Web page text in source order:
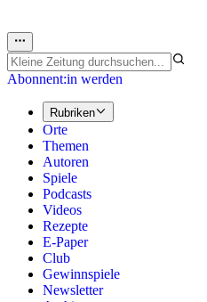
Abonnent:in werden
Rubriken
Orte
Themen
Autoren
Spiele
Podcasts
Videos
Rezepte
E-Paper
Club
Gewinnspiele
Newsletter